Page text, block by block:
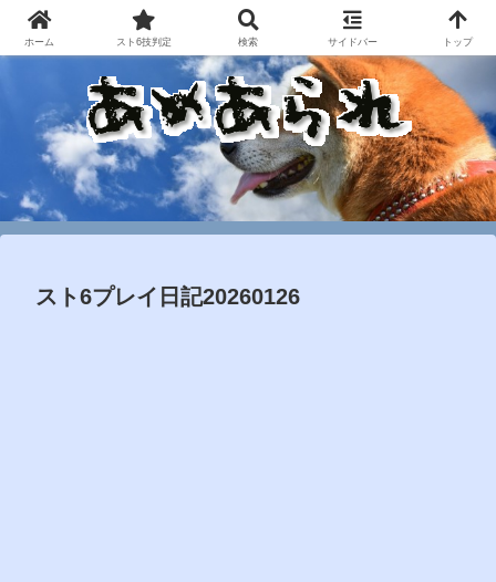
スト6プレイ日記20260126
ホーム スト6技判定 検索 サイドバー トップ